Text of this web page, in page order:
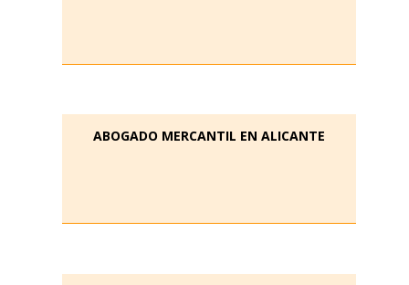
ABOGADO MERCANTIL EN ALICANTE